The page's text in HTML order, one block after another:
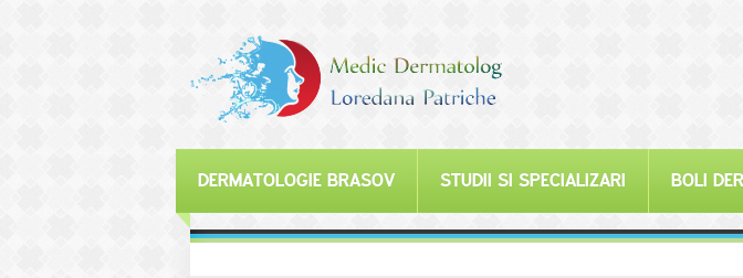
DERMATOLOGIE BRASOV STUDII SI SPECIALIZARI BOLI